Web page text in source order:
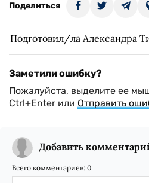
Поделиться
Подготовил/ла Александра
Заметили ошибку?
Пожалуйста, выделите ее
Ctrl+Enter или Отправить
Добавить
Всего комментариев: 0